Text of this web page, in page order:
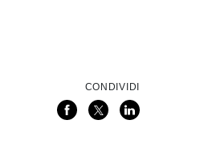
CONDIVIDI